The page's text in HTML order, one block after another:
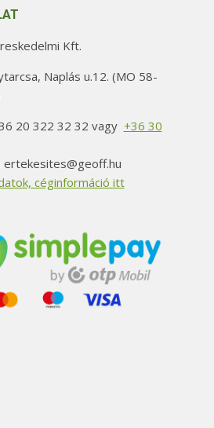
Kft.
Naplás u.12. (MO 58-
20 322 32 32 vagy +36 30
ertekesites@geoff.hu
céginformáció itt